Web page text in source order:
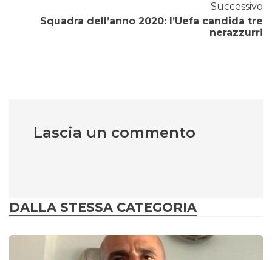
Successivo
Squadra dell’anno 2020: l’Uefa candida tre
nerazzurri
Lascia un commento
DALLA STESSA CATEGORIA